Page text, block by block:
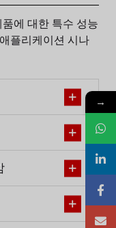
에 대한 특수 성능
플리케이션 시나
→